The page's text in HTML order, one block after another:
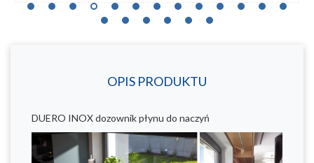
OPIS PRODUKTU
DUERO INOX dozownik płynu do naczyń